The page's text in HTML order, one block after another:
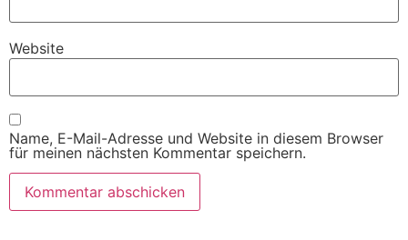
Website
Name, E-Mail-Adresse und Website in diesem Browser
für meinen nächsten Kommentar speichern.